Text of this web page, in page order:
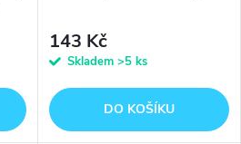
143 Kč
Skladem >5 ks
DO KOŠÍKU